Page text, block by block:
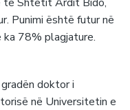
Punimi është futur në
ka 78% plagjature.
doktor i
në Universitetin e